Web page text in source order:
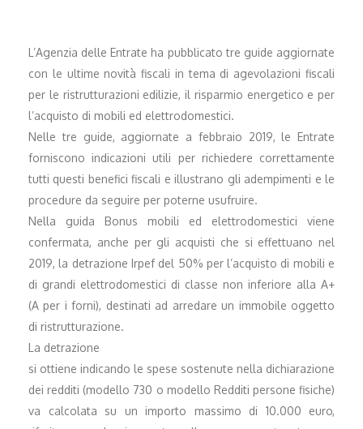
L’Agenzia delle Entrate ha pubblicato tre guide aggiornate
con le ultime novità fiscali in tema di agevolazioni fiscali
per le ristrutturazioni edilizie, il risparmio energetico e per
l’acquisto di mobili ed elettrodomestici.
Nelle tre guide, aggiornate a febbraio 2019, le Entrate
forniscono indicazioni utili per richiedere correttamente
tutti questi benefici fiscali e illustrano gli adempimenti e le
procedure da seguire per poterne usufruire.
Nella guida Bonus mobili ed elettrodomestici viene
confermata, anche per gli acquisti che si effettuano nel
2019, la detrazione Irpef del 50% per l’acquisto di mobili e
di grandi elettrodomestici di classe non inferiore alla A+
(A per i forni), destinati ad arredare un immobile oggetto
di ristrutturazione.
La detrazione
si ottiene indicando le spese sostenute nella dichiarazione
dei redditi (modello 730 o modello Redditi persone fisiche)
va calcolata su un importo massimo di 10.000 euro,